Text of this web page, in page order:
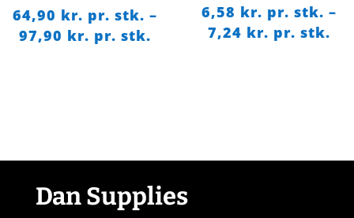
64,90 kr. pr. stk. –
97,90 kr. pr. stk. Prisinterval:
pr.
6,58 kr. pr. stk. –
7,24 kr. pr. stk.
Dan Supplies